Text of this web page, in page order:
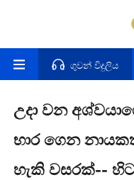
ගුවන් විදුලිය
උදා වන
භාර ගෙන
හැකි වසරක්--